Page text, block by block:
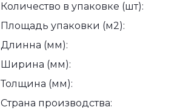
Количество в упаковке (шт):
Площадь упаковки (м2):
Длинна (мм):
Ширина (мм):
Толщина (мм):
Страна производства: